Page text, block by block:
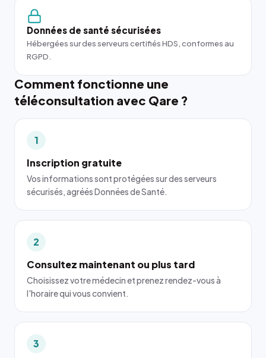
Données de santé sécurisées
Hébergées sur des serveurs certifiés HDS, conformes au
RGPD.
Comment fonctionne une
téléconsultation avec Qare ?
1
Inscription gratuite
Vos informations sont protégées sur des serveurs
sécurisés, agréés Données de Santé.
2
Consultez maintenant ou plus tard
Choisissez votre médecin et prenez rendez-vous à
l'horaire qui vous convient.
3